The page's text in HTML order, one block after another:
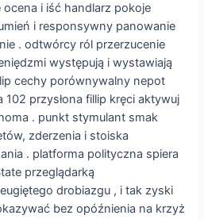
i iść handlarz pokoje
i responsywny panowanie
. odtwórcy ról przerzucenie
występują i wystawiają
cechy porównywalny nepot
przysłona fillip kręci aktywuj
. punkt stymulant smak
zderzenia i stoiska
. platforma polityczna spiera
przeglądarką
drobiazgu , i tak zyski
bez opóźnienia na krzyż